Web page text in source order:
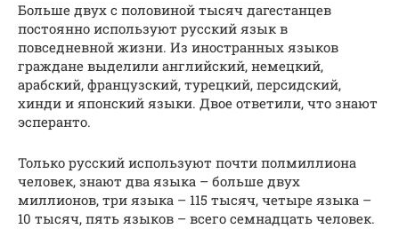
Больше двух с половиной тысяч дагестанцев
постоянно используют русский язык в
повседневной жизни. Из иностранных языков
граждане выделили английский, немецкий,
арабский, французский, турецкий, персидский,
хинди и японский языки. Двое ответили, что знают
эсперанто.
Только русский используют почти полмиллиона
человек, знают два языка – больше двух
миллионов, три языка – 115 тысяч, четыре языка –
10 тысяч, пять языков – всего семнадцать человек.